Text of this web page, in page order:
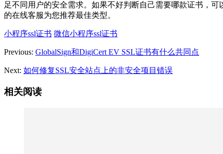
足不同用户的安全需求。如果不好判断自己需要哪款证书，可
的在线客服为您推荐最佳类型。
小程序ssl证书 微信小程序ssl证书
Previous: GlobalSign和DigiCert EV SSL证书有什么共同点
Next: 如何修复SSL安全站点上的非安全项目错误
相关阅读